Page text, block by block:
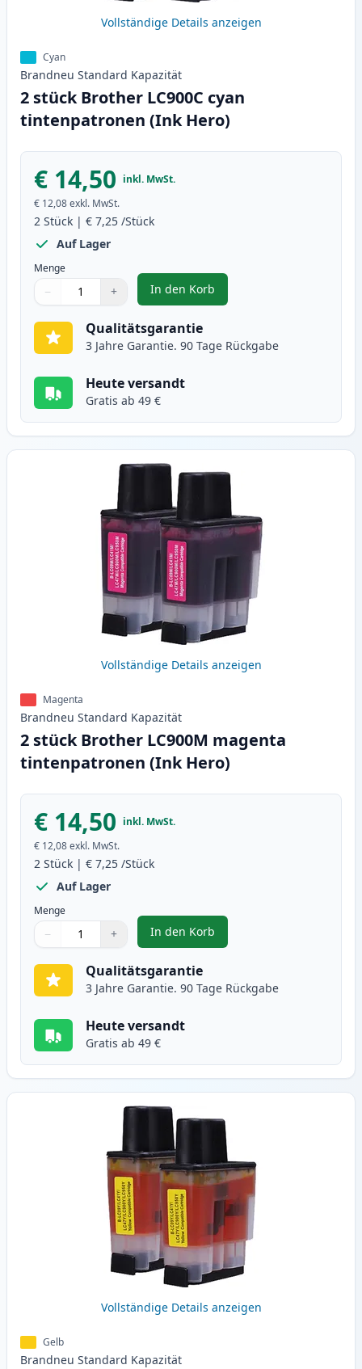
Vollständige Details anzeigen
Cyan
Brandneu Standard Kapazität
2 stück Brother LC900C cyan
tintenpatronen (Ink Hero)
€ 14,50 inkl. MwSt.
€ 12,08exkl. MwSt.
2 Stück | € 7,25 /Stück
Auf Lager
Menge
Verwenden Sie die Tasten, um anzupassen
− +
1
In den Korb
, 2 stück Brother LC900C cyan
Qualitätsgarantie
3 Jahre Garantie. 90 Tage Rückgabe
Heute versandt
Gratis ab 49 €
Vollständige Details anzeigen
Magenta
Brandneu Standard Kapazität
2 stück Brother LC900M magenta
tintenpatronen (Ink Hero)
€ 14,50 inkl. MwSt.
€ 12,08exkl. MwSt.
2 Stück | € 7,25 /Stück
Auf Lager
Menge
Verwenden Sie die Tasten, um anzupassen
− +
1
In den Korb
, 2 stück Brother LC900M
Qualitätsgarantie
3 Jahre Garantie. 90 Tage Rückgabe
Heute versandt
Gratis ab 49 €
Vollständige Details anzeigen
Gelb
Brandneu Standard Kapazität